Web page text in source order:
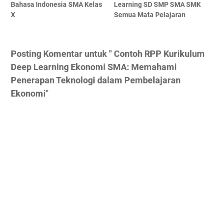
Bahasa Indonesia SMA Kelas
X
Learning SD SMP SMA SMK
Semua Mata Pelajaran
Posting Komentar untuk " Contoh RPP Kurikulum
Deep Learning Ekonomi SMA: Memahami
Penerapan Teknologi dalam Pembelajaran
Ekonomi"